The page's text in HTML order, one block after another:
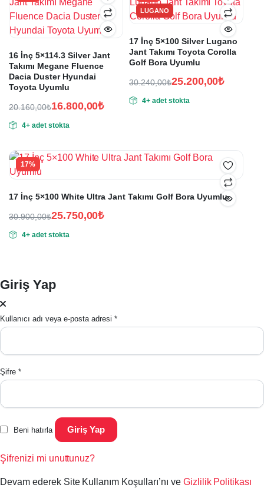
16 İnç 5×114.3 Silver Jant
Takımı Megane Fluence
Dacia Duster Hyundai
Toyota Uyumlu
20.160,00₺
fiyat:
16.800,00₺
andaki
16.800,00₺.
4+ adet stokta
LUGANO
17 İnç 5×100 Silver Lugano
Jant Takımı Toyota Corolla
Golf Bora Uyumlu
30.240,00₺
fiyat:
25.200,00₺
andaki
4+ adet stokta
17%
17 İnç 5×100 White Ultra Jant Takımı Golf Bora Uyumlu
30.900,00₺
fiyat:
25.750,00₺
andaki
4+ adet stokta
Giriş Yap
Kullanıcı adı veya e-posta adresi *
Şifre *
Beni hatırla Giriş Yap
Şifrenizi mi unuttunuz?
Devam ederek Site Kullanım Koşulları’nı ve Gizlilik Politikası